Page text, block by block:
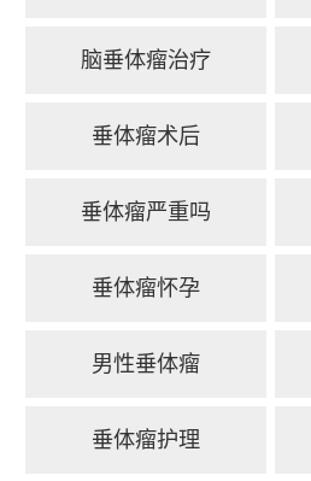
脑垂体瘤治疗
垂体瘤术后
垂体瘤严重吗
垂体瘤怀孕
男性垂体瘤
垂体瘤护理